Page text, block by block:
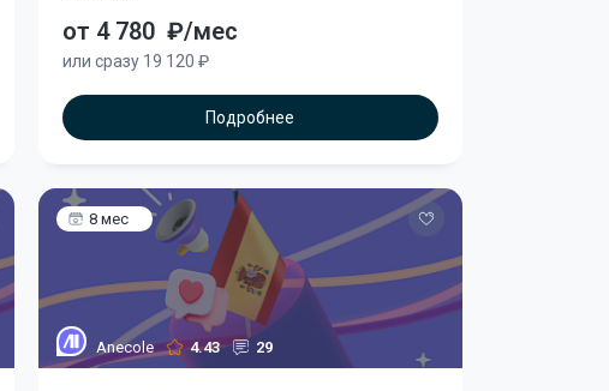
от 4 780 ₽/мес
или сразу 19 120 ₽
Подробнее
8 мес
Anecole 4.43 29